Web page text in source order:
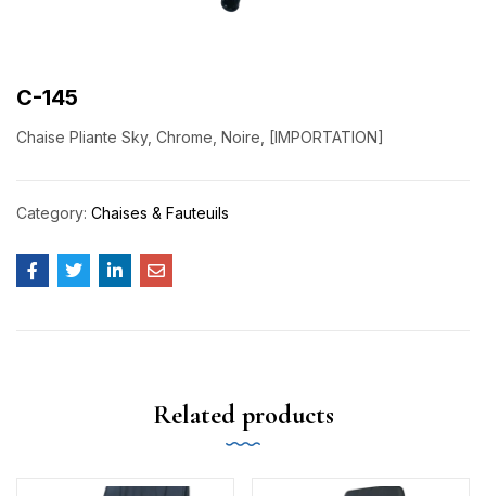
C-145
Chaise Pliante Sky, Chrome, Noire, [IMPORTATION]
Category: Chaises & Fauteuils
Related products